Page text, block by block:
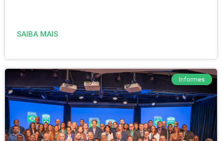
SAIBA MAIS
Informes